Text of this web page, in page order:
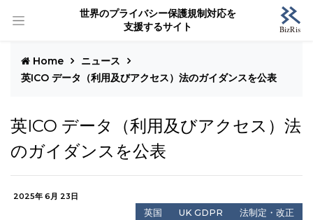
世界のプライバシー保護規制対応を
支援するサイト
Home
ニュース
英ICO データ（利用及びアクセス）法のガイダンスを公表
英ICO データ（利用及びアクセス）法
のガイダンスを公表
2025年 6月 23日
英国 UK GDPR 法制定・改正